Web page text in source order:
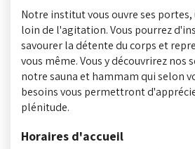
Notre institut vous ouvre ses
loin de l'agitation. Vous pourrez
savourer la détente du corps et
vous même. Vous y découvrirez nos
notre sauna et hammam qui selon
besoins vous permettront
plénitude.
Horaires d'accueil